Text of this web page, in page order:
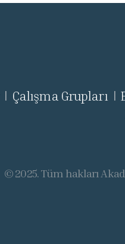
| Çalışma Grupları |
© 2025. Tüm hakları